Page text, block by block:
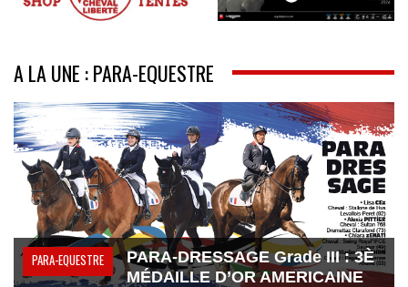
A LA UNE : PARA-EQUESTRE
PARA-EQUESTRE
PARA-DRESSAGE Grade III : 3È
MÉDAILLE D’OR AMERICAINE